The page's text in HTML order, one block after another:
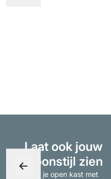
Laat ook jouw
woonstijl zien
- tag je open kast met